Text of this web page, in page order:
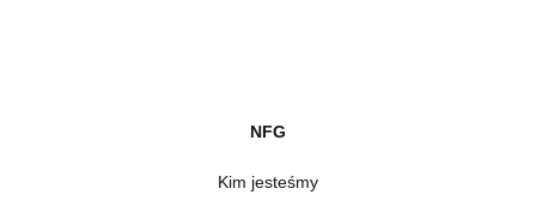
NFG
Kim jesteśmy